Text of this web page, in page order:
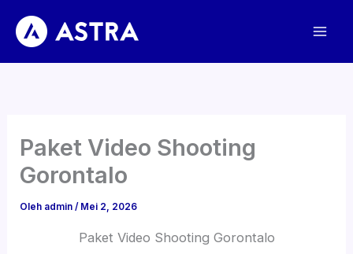
konten
Paket Video Shooting
Gorontalo
Oleh admin/ Mei 2, 2026
Paket Video Shooting Gorontalo